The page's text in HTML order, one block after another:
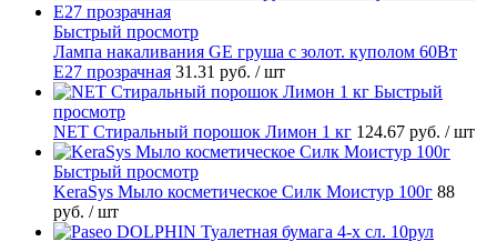
Быстрый просмотр
Лампа накаливания GE груша с золот. куполом 60Вт
Е27 прозрачная 31.31 руб. / шт
Быстрый
просмотр
NET Стиральный порошок Лимон 1 кг 124.67 руб. / шт
Быстрый просмотр
KeraSys Мыло косметическое Силк Моистур 100г 88
руб. / шт